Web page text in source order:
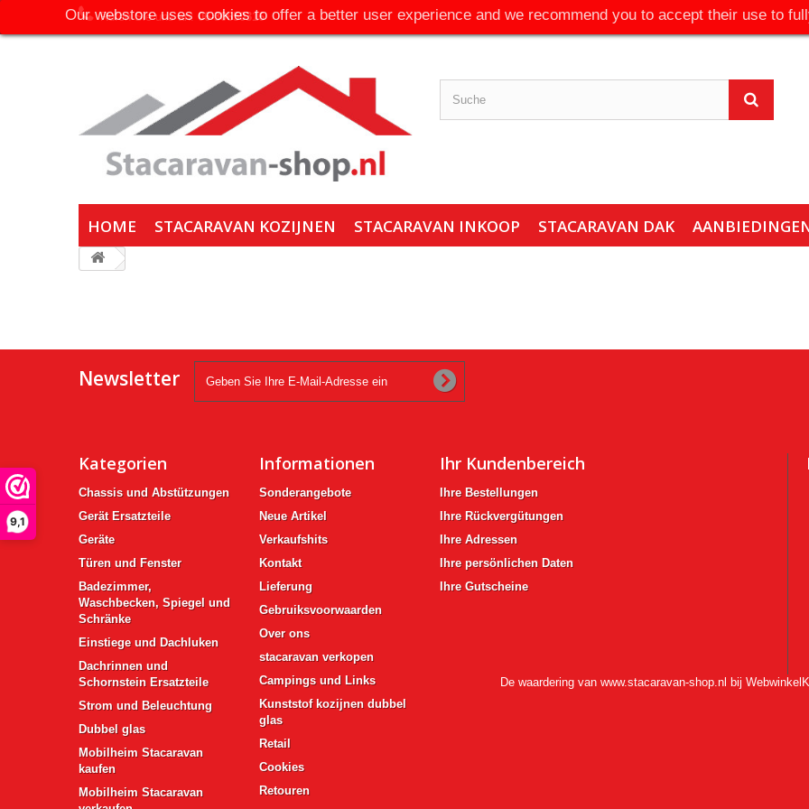
9,1
Rufen Sie uns an: 06-30650316
HOME STACARAVAN KOZIJNEN STACARAVAN INKOOP STACARAVAN DAK
Our webstore uses cookies to offer a better user experience and we recommend you to accept their use to
Newsletter
Kategorien
Chassis und Abstützungen
Gerät Ersatzteile
Geräte
Türen und Fenster
Badezimmer,
Waschbecken, Spiegel und
Schränke
Einstiege und Dachluken
Dachrinnen und
Schornstein Ersatzteile
Strom und Beleuchtung
Dubbel glas
Mobilheim Stacaravan
kaufen
Mobilheim Stacaravan
Informationen
Sonderangebote
Neue Artikel
Verkaufshits
Kontakt
Lieferung
Gebruiksvoorwaarden
Over ons
stacaravan verkopen
Campings und Links
Kunststof kozijnen dubbel
glas
Retail
Cookies
Retouren
Ihr Kundenbereich
Ihre Bestellungen
Ihre Rückvergütungen
Ihre Adressen
Ihre persönlichen Daten
Ihre Gutscheine
De waardering van www.stacaravan-shop.nl bij